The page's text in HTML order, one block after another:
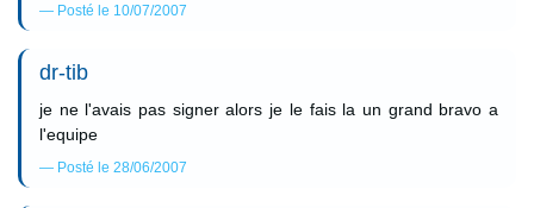
Posté le 10/07/2007
dr-tib
je ne l'avais pas signer alors je le fais la un grand bravo a
l'equipe
Posté le 28/06/2007